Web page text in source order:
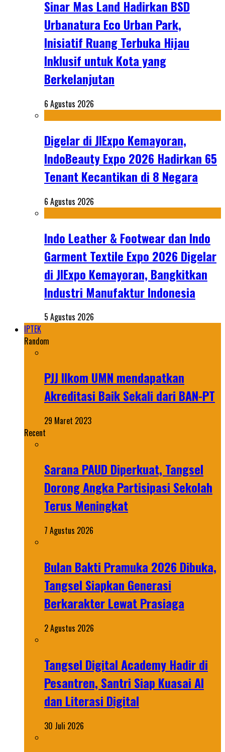
Sinar Mas Land Hadirkan BSD
Urbanatura Eco Urban Park,
Inisiatif Ruang Terbuka Hijau
Inklusif untuk Kota yang
Berkelanjutan
6 Agustus 2026
Digelar di JIExpo Kemayoran,
IndoBeauty Expo 2026 Hadirkan 65
Tenant Kecantikan di 8 Negara
6 Agustus 2026
Indo Leather & Footwear dan Indo
Garment Textile Expo 2026 Digelar
di JIExpo Kemayoran, Bangkitkan
Industri Manufaktur Indonesia
5 Agustus 2026
IPTEK
Random
PJJ Ilkom UMN mendapatkan
Akreditasi Baik Sekali dari BAN-PT
29 Maret 2023
Recent
Sarana PAUD Diperkuat, Tangsel
Dorong Angka Partisipasi Sekolah
Terus Meningkat
7 Agustus 2026
Bulan Bakti Pramuka 2026 Dibuka,
Tangsel Siapkan Generasi
Berkarakter Lewat Prasiaga
2 Agustus 2026
Tangsel Digital Academy Hadir di
Pesantren, Santri Siap Kuasai AI
dan Literasi Digital
30 Juli 2026